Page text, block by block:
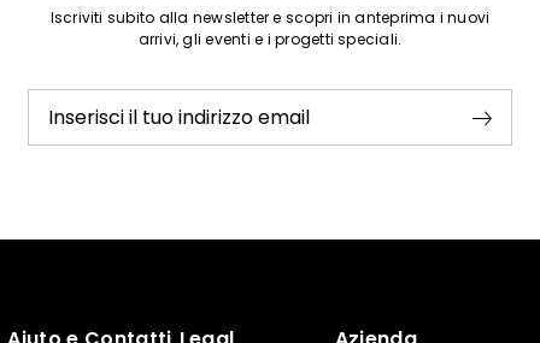
Iscriviti subito alla newsletter e scopri in anteprima i nuovi
arrivi, gli eventi e i progetti speciali.
Inserisci il tuo indirizzo email